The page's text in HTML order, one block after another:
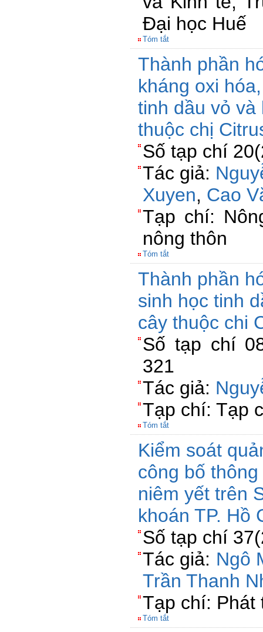
Đại học Huế
Tóm tắt
Thành phần
kháng oxi
tinh dầu vỏ và
thuộc chị
Số tạp chí
Tác giả:
Xuyen, Cao
Tạp chí:
nông thôn
Tóm tắt
Thành phần
sinh học tinh
cây thuộc chi
Số tạp chí
321
Tác giả:
Tạp chí: Tạp
Tóm tắt
Kiểm soát
công bố
niêm yết trên
khoán TP. Hồ
Số tạp chí
Tác giả: Ngô
Trần Thanh
Tạp chí: Phát
Tóm tắt